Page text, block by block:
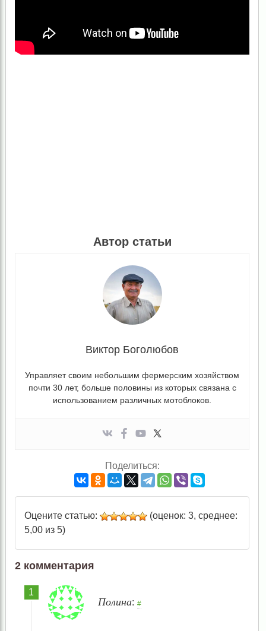
Автор статьи
Виктор Боголюбов
Управляет своим небольшим фермерским хозяйством
почти 30 лет, больше половины из которых связана с
использованием различных мотоблоков.
Поделиться:
Оцените статью:
(оценок: 3, среднее:
5,00 из 5)
2 комментария
Полина: #